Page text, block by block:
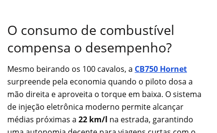
O consumo de combustível
compensa o desempenho?
Mesmo beirando os 100 cavalos, a CB750 Hornet
surpreende pela economia quando o piloto dosa a
mão direita e aproveita o torque em baixa. O sistema
de injeção eletrônica moderno permite alcançar
médias próximas a 22 km/l na estrada, garantindo